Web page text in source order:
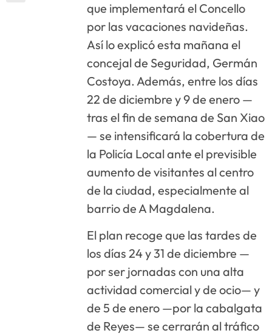
que implementará el Concello
por las vacaciones navideñas.
Así lo explicó esta mañana el
concejal de Seguridad, Germán
Costoya. Además, entre los días
22 de diciembre y 9 de enero —
tras el fin de semana de San Xiao
— se intensificará la cobertura de
la Policía Local ante el previsible
aumento de visitantes al centro
de la ciudad, especialmente al
barrio de A Magdalena.
El plan recoge que las tardes de
los días 24 y 31 de diciembre —
por ser jornadas con una alta
actividad comercial y de ocio— y
de 5 de enero —por la cabalgata
de Reyes— se cerrarán al tráfico